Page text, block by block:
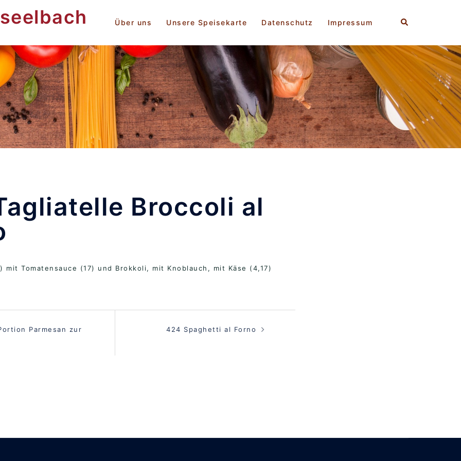
Über uns Unsere Speisekarte Datenschutz Impressum Suche
Broccoli al
mit Tomatensauce (17) und Brokkoli, mit Knoblauch, mit Käse (4,17)
Parmesan zur
424 Spaghetti al Forno